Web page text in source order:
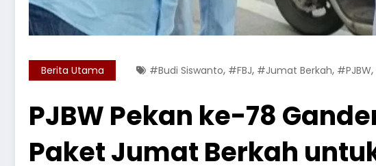
Berita Utama #Budi Siswanto, #FBJ, #Jumat Berkah, #PJBW,
PJBW Pekan ke-78
Paket Jumat Berkah